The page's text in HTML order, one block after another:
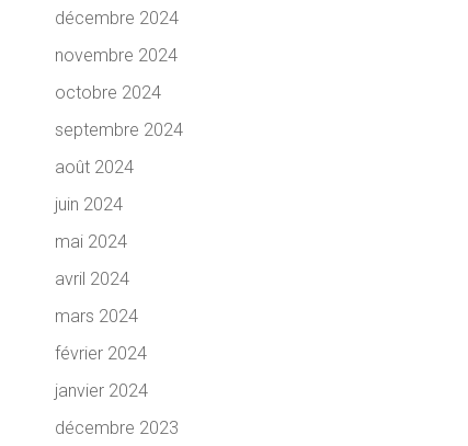
décembre 2024
novembre 2024
octobre 2024
septembre 2024
août 2024
juin 2024
mai 2024
avril 2024
mars 2024
février 2024
janvier 2024
décembre 2023